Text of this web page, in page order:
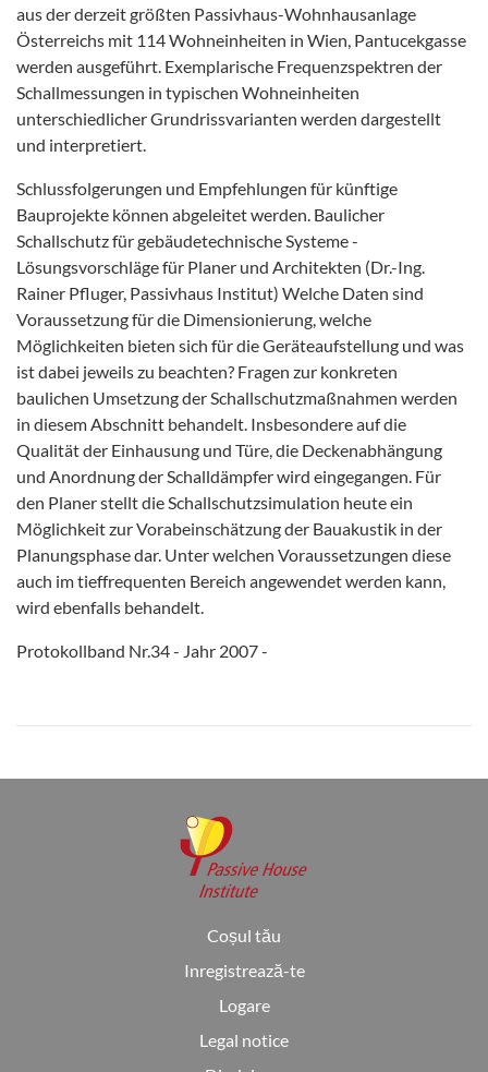
aus der derzeit größten Passivhaus-Wohnhausanlage
Österreichs mit 114 Wohneinheiten in Wien, Pantucekgasse
werden ausgeführt. Exemplarische Frequenzspektren der
Schallmessungen in typischen Wohneinheiten
unterschiedlicher Grundrissvarianten werden dargestellt
und interpretiert.
Schlussfolgerungen und Empfehlungen für künftige
Bauprojekte können abgeleitet werden. Baulicher
Schallschutz für gebäudetechnische Systeme -
Lösungsvorschläge für Planer und Architekten (Dr.-Ing.
Rainer Pfluger, Passivhaus Institut) Welche Daten sind
Voraussetzung für die Dimensionierung, welche
Möglichkeiten bieten sich für die Geräteaufstellung und was
ist dabei jeweils zu beachten? Fragen zur konkreten
baulichen Umsetzung der Schallschutzmaßnahmen werden
in diesem Abschnitt behandelt. Insbesondere auf die
Qualität der Einhausung und Türe, die Deckenabhängung
und Anordnung der Schalldämpfer wird eingegangen. Für
den Planer stellt die Schallschutzsimulation heute ein
Möglichkeit zur Vorabeinschätzung der Bauakustik in der
Planungsphase dar. Unter welchen Voraussetzungen diese
auch im tieffrequenten Bereich angewendet werden kann,
wird ebenfalls behandelt.
Protokollband Nr.34 - Jahr 2007 -
Coșul tău
Inregistrează-te
Logare
Legal notice